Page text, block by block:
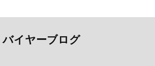
バイヤーブログ